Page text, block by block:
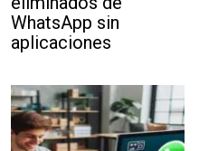
WhatsApp sin
aplicaciones